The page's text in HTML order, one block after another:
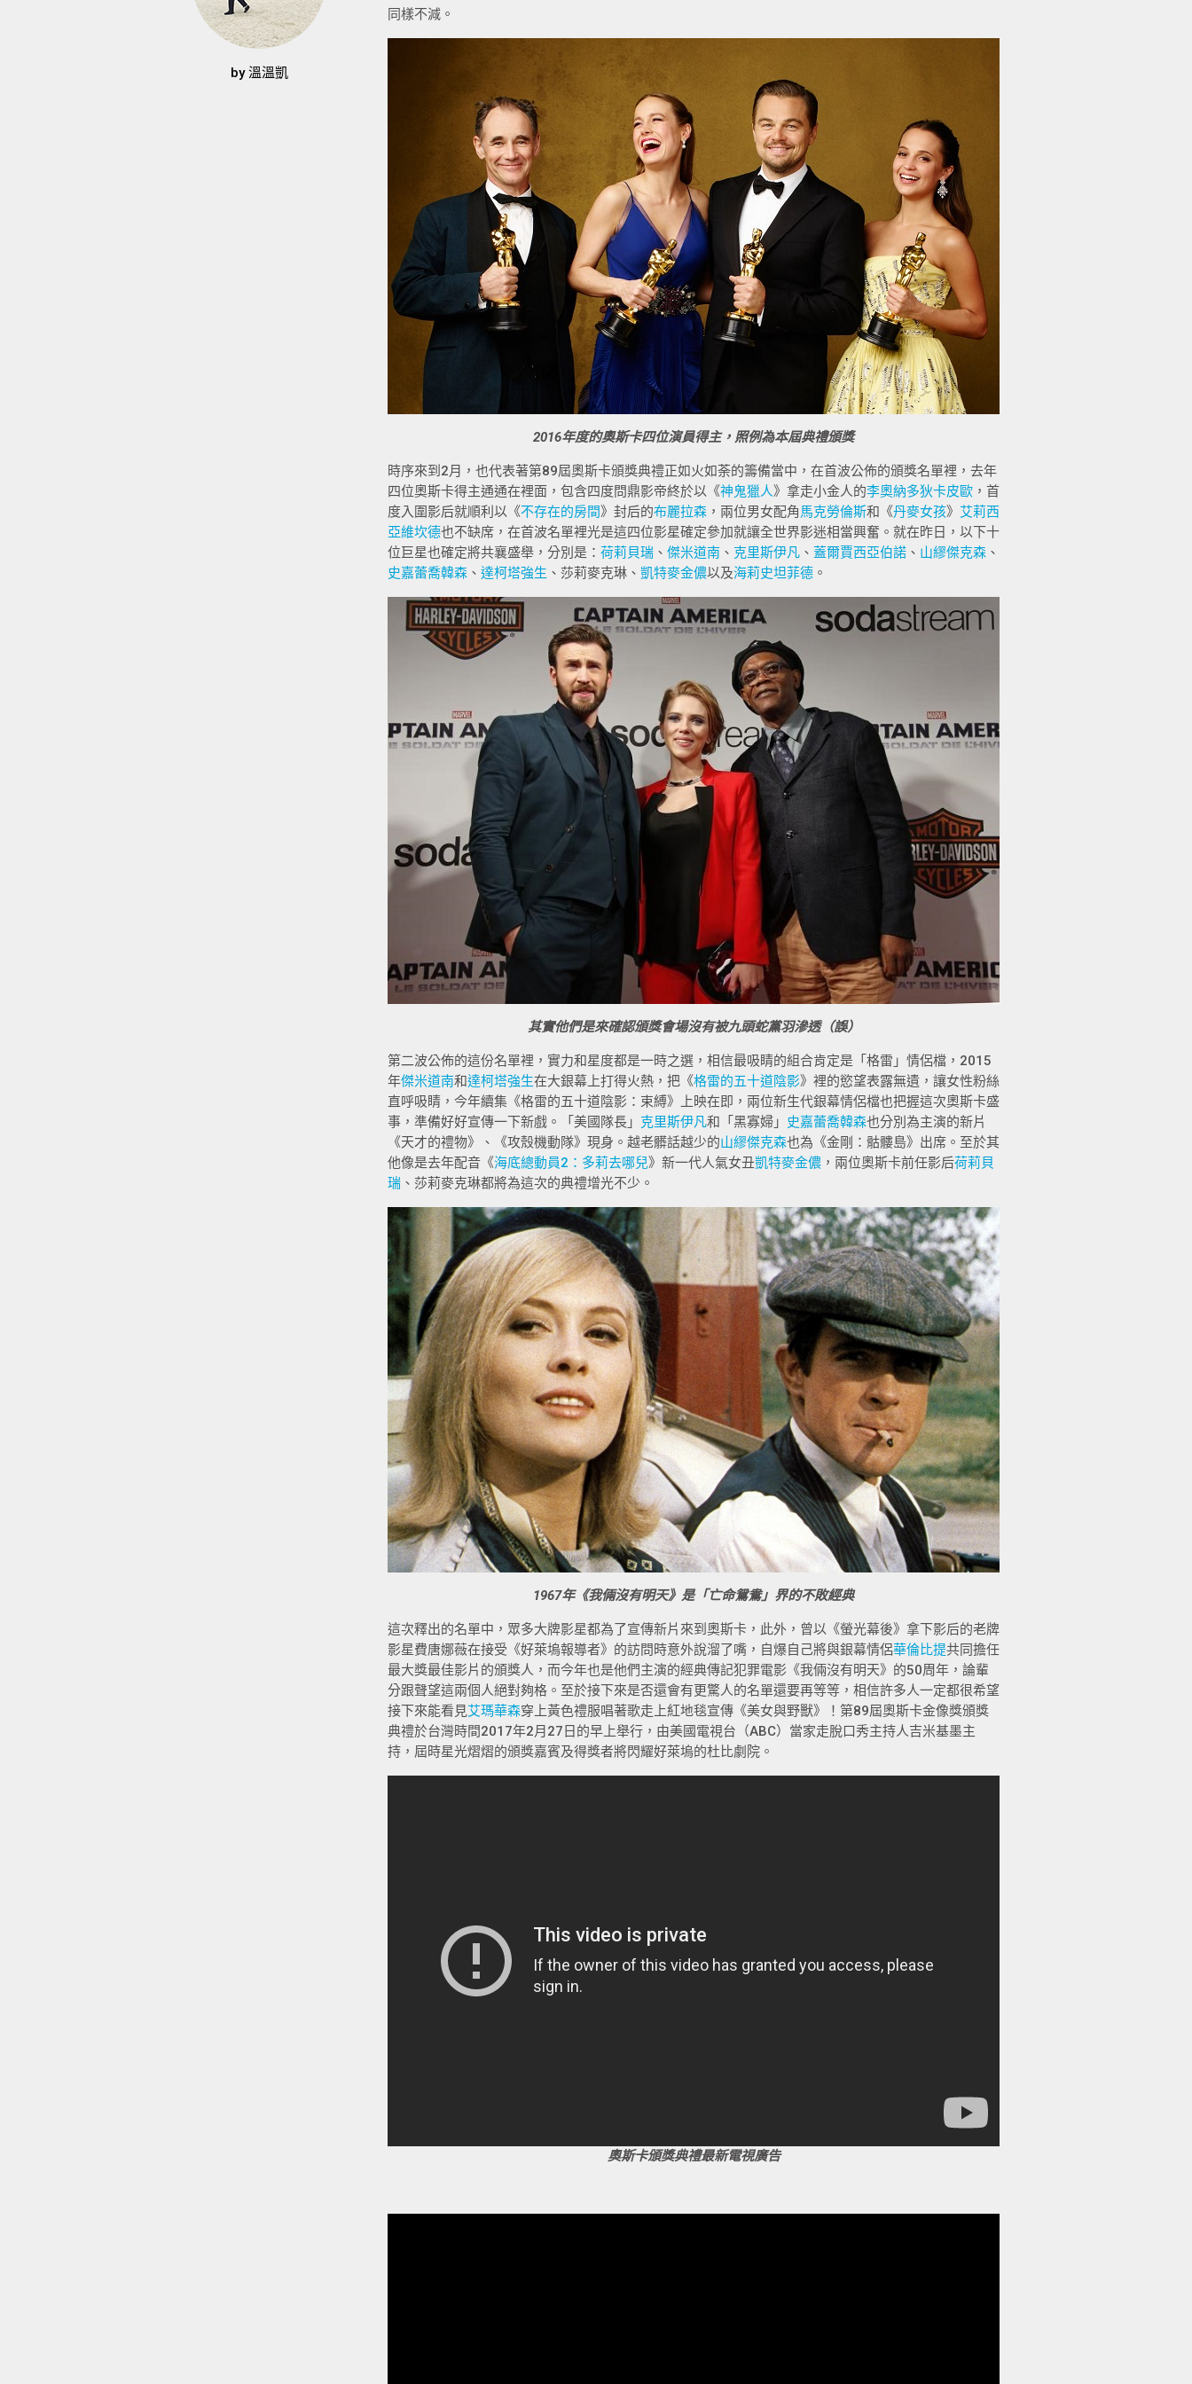
by溫溫凱
同樣不減。
2016年度的奧斯卡四位演員得主，照例為本屆典禮頒獎
時序來到2月，也代表著第89屆奧斯卡頒獎典禮正如火如荼的籌備當中，在首波公佈的頒獎名單裡，去年
四位奧斯卡得主通通在裡面，包含四度問鼎影帝終於以《神鬼獵人》拿走小金人的李奧納多狄卡皮歐 ，首
度入圍影后就順利以《不存在的房間》封后的布麗拉森 ，兩位男女配角馬克勞倫斯和《丹麥女孩》 艾莉西
亞維坎德也不缺席，在首波名單裡光是這四位影星確定參加就讓全世界影迷相當興奮。就在昨日，以下十
位巨星也確定將共襄盛舉，分別是： 荷莉貝瑞 、 傑米道南 、 克里斯伊凡 、 蓋爾賈西亞伯諾 、 山繆傑克森 、
史嘉蕾喬韓森 、 達柯塔強生 、莎莉麥克琳、 凱特麥金儂以及海莉史坦菲德 。
其實他們是來確認頒獎會場沒有被九頭蛇黨羽滲透（誤）
第二波公佈的這份名單裡，實力和星度都是一時之選，相信最吸睛的組合肯定是「格雷」情侶檔，2015
年傑米道南和達柯塔強生在大銀幕上打得火熱，把《格雷的五十道陰影》裡的慾望表露無遺，讓女性粉絲
直呼吸睛，今年續集《格雷的五十道陰影：束縛》上映在即，兩位新生代銀幕情侶檔也把握這次奧斯卡盛
事，準備好好宣傳一下新戲。「美國隊長」 克里斯伊凡和「黑寡婦」 史嘉蕾喬韓森也分別為主演的新片
《天才的禮物》、《攻殼機動隊》現身。越老髒話越少的山繆傑克森也為《金剛：骷髏島》出席。至於其
他像是去年配音《海底總動員2：多莉去哪兒》新一代人氣女丑凱特麥金儂 ，兩位奧斯卡前任影后荷莉貝
瑞 、莎莉麥克琳都將為這次的典禮增光不少。
1967年《我倆沒有明天》是「亡命鴛鴦」界的不敗經典
這次釋出的名單中，眾多大牌影星都為了宣傳新片來到奧斯卡，此外，曾以《螢光幕後》拿下影后的老牌
影星費唐娜薇在接受《好萊塢報導者》的訪問時意外說溜了嘴，自爆自己將與銀幕情侶華倫比提共同擔任
最大獎最佳影片的頒獎人，而今年也是他們主演的經典傳記犯罪電影《我倆沒有明天》的50周年，論輩
分跟聲望這兩個人絕對夠格。至於接下來是否還會有更驚人的名單還要再等等，相信許多人一定都很希望
接下來能看見艾瑪華森穿上黃色禮服唱著歌走上紅地毯宣傳《美女與野獸》！第89屆奧斯卡金像獎頒獎
典禮於台灣時間2017年2月27日的早上舉行，由美國電視台（ABC）當家走脫口秀主持人吉米基墨主
持，屆時星光熠熠的頒獎嘉賓及得獎者將閃耀好萊塢的杜比劇院。
奧斯卡頒獎典禮最新電視廣告